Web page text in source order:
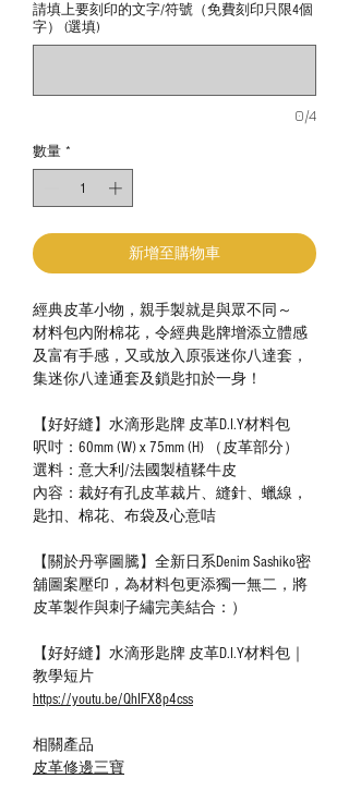
請填上要刻印的文字/符號（免費刻印只限4個
字） (選填)
0/4
數量 *
新增至購物車
經典皮革小物，親手製就是與眾不同～
材料包內附棉花，令經典匙牌增添立體感
及富有手感，又或放入原張迷你八達套，
集迷你八達通套及鎖匙扣於一身！
【好好縫】水滴形匙牌 皮革D.I.Y材料包
呎吋：60mm (W) x 75mm (H) （皮革部分）
選料：意大利/法國製植鞣牛皮
內容：裁好有孔皮革裁片、縫針、蠟線，
匙扣、棉花、布袋及心意咭
【關於丹寧圖騰】全新日系Denim Sashiko密
舖圖案壓印，為材料包更添獨一無二，將
皮革製作與刺子繡完美結合：）
【好好縫】水滴形匙牌 皮革D.I.Y材料包｜
教學短片
https://youtu.be/QhIFX8p4css
相關產品
皮革修邊三寶